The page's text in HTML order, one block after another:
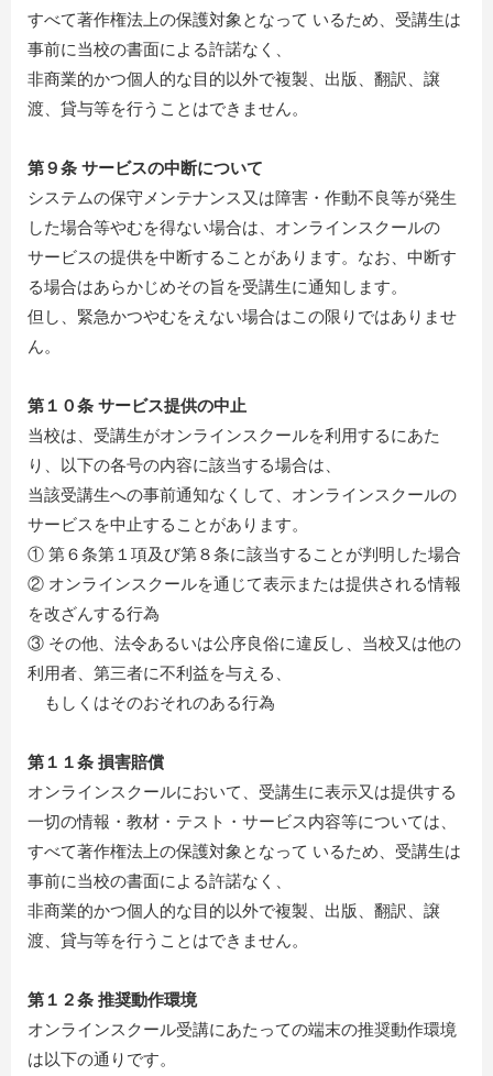
すべて著作権法上の保護対象となって いるため、受講生は
事前に当校の書面による許諾なく、
非商業的かつ個人的な目的以外で複製、出版、翻訳、譲
渡、貸与等を行うことはできません。
第９条 サービスの中断について
システムの保守メンテナンス又は障害・作動不良等が発生
した場合等やむを得ない場合は、オンラインスクールの
サービスの提供を中断することがあります。なお、中断す
る場合はあらかじめその旨を受講生に通知します。
但し、緊急かつやむをえない場合はこの限りではありませ
ん。
第１０条 サービス提供の中止
当校は、受講生がオンラインスクールを利用するにあた
り、以下の各号の内容に該当する場合は、
当該受講生への事前通知なくして、オンラインスクールの
サービスを中止することがあります。
① 第６条第１項及び第８条に該当することが判明した場合
② オンラインスクールを通じて表示または提供される情報
を改ざんする行為
③ その他、法令あるいは公序良俗に違反し、当校又は他の
利用者、第三者に不利益を与える、
もしくはそのおそれのある行為
第１１条 損害賠償
オンラインスクールにおいて、受講生に表示又は提供する
一切の情報・教材・テスト・サービス内容等については、
すべて著作権法上の保護対象となって いるため、受講生は
事前に当校の書面による許諾なく、
非商業的かつ個人的な目的以外で複製、出版、翻訳、譲
渡、貸与等を行うことはできません。
第１２条 推奨動作環境
オンラインスクール受講にあたっての端末の推奨動作環境
は以下の通りです。